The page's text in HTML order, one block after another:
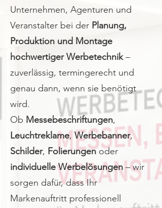
Unternehmen, Agenturen und
Veranstalter bei der Planung,
Produktion und Montage
hochwertiger Werbetechnik–
zuverlässig, termingerecht und
genau dann, wenn sie benötigt
wird.
Ob Messebeschriftungen,
Leuchtreklame, Werbebanner,
Schilder, Folierungenoder
individuelle Werbelösungen – wir
sorgen dafür, dass Ihr
Markenauftritt professionell